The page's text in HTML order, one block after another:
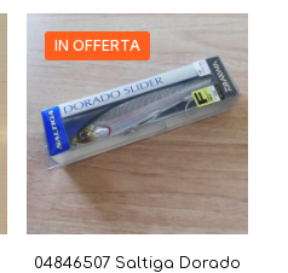
IN OFFERTA
04846507 Saltiga Dorado